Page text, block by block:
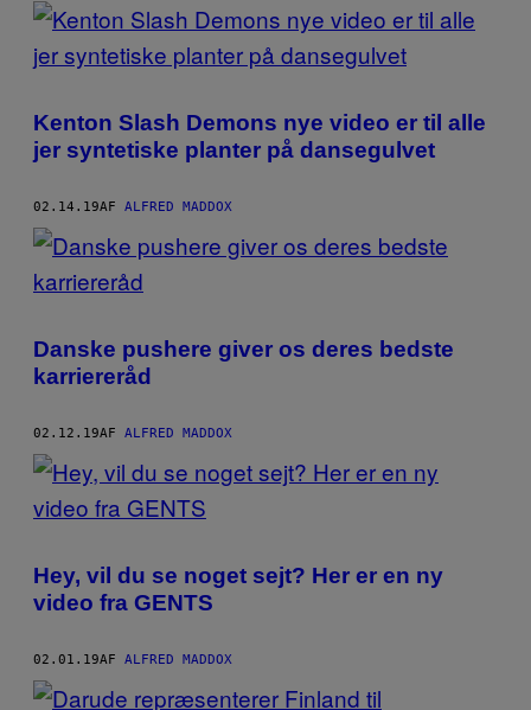
POSTS
BY
AUTHOR
Kenton Slash Demons nye video er til alle
jer syntetiske planter på dansegulvet
02.14.19AF ALFRED MADDOX
Danske pushere giver os deres bedste
karriereråd
02.12.19AF ALFRED MADDOX
Hey, vil du se noget sejt? Her er en ny
video fra GENTS
02.01.19AF ALFRED MADDOX